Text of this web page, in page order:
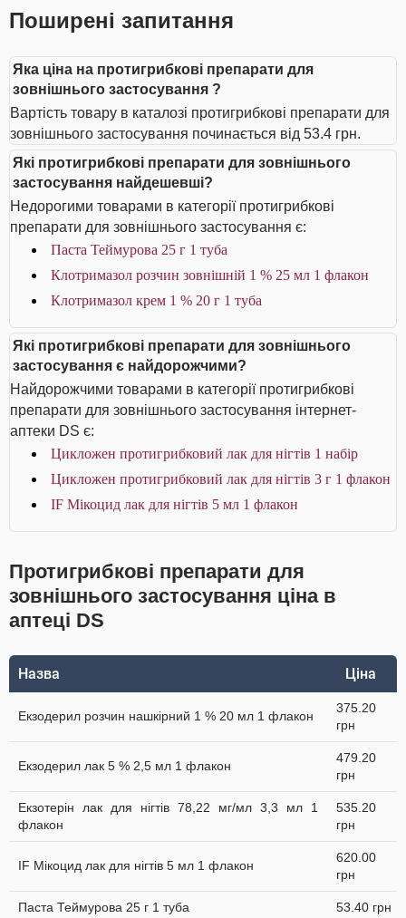
Поширені запитання
Яка ціна на протигрибкові препарати для
зовнішнього застосування ?
Вартість товару в каталозі протигрибкові препарати для
зовнішнього застосування починається від 53.4 грн.
Які протигрибкові препарати для зовнішнього
застосування найдешевші?
Недорогими товарами в категорії протигрибкові
препарати для зовнішнього застосування є:
Паста Теймурова 25 г 1 туба
Клотримазол розчин зовнішній 1 % 25 мл 1 флакон
Клотримазол крем 1 % 20 г 1 туба
Які протигрибкові препарати для зовнішнього
застосування є найдорожчими?
Найдорожчими товарами в категорії протигрибкові
препарати для зовнішнього застосування інтернет-
аптеки DS є:
Цикложен протигрибковий лак для нігтів 1 набір
Цикложен протигрибковий лак для нігтів 3 г 1 флакон
IF Мікоцид лак для нігтів 5 мл 1 флакон
Протигрибкові препарати для
зовнішнього застосування ціна в
аптеці DS
Назва Ціна
Екзодерил розчин нашкірний 1 % 20 мл 1 флакон
375.20
грн
Екзодерил лак 5 % 2,5 мл 1 флакон
479.20
грн
Екзотерін лак для нігтів 78,22 мг/мл 3,3 мл 1
флакон
535.20
грн
IF Мікоцид лак для нігтів 5 мл 1 флакон
620.00
грн
Паста Теймурова 25 г 1 туба 53.40 грн